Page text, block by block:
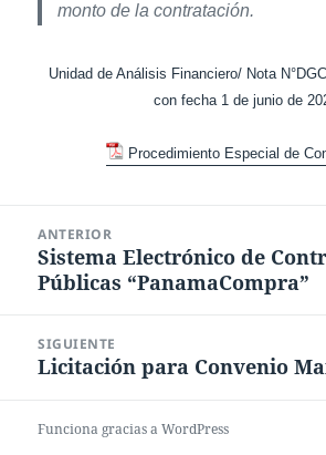
monto de la contratación.
Unidad de Análisis Financiero/ Nota
con fecha 1 de junio de
Procedimiento Especial de
entradas
ANTERIOR
Entrada
anterior:
Sistema Electrónico de
Públicas “PanamaCompra”
SIGUIENTE
Entrada
Licitación para Convenio
Funciona gracias a WordPress